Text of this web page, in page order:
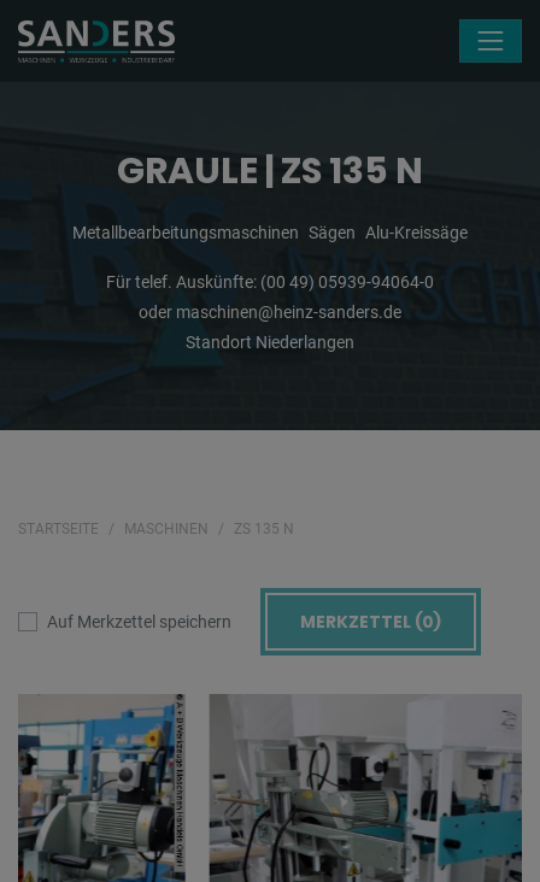
GRAULE | ZS 135 N
Metallbearbeitungsmaschinen Sägen Alu-Kreissäge
Für telef. Auskünfte: (00 49) 05939-94064-0
oder maschinen@heinz-sanders.de
Standort Niederlangen
STARTSEITE MASCHINEN ZS 135 N
Auf Merkzettel speichern MERKZETTEL (0)